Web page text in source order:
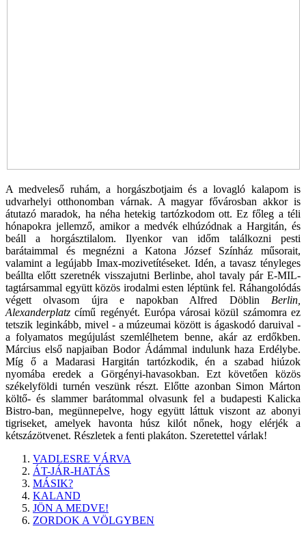
A medveleső ruhám, a horgászbotjaim és a lovagló kalapom is
udvarhelyi otthonomban várnak. A magyar fővárosban akkor is
átutazó maradok, ha néha hetekig tartózkodom ott. Ez főleg a téli
hónapokra jellemző, amikor a medvék elhúzódnak a Hargitán, és
beáll a horgásztilalom. Ilyenkor van időm találkozni pesti
barátaimmal és megnézni a Katona József Színház műsorait,
valamint a legújabb Imax-mozivetítéseket. Idén, a tavasz tényleges
beállta előtt szeretnék visszajutni Berlinbe, ahol tavaly pár E-MIL-
tagtársammal együtt közös irodalmi esten léptünk fel. Ráhangolódás
végett olvasom újra e napokban Alfred Döblin Berlin,
Alexanderplatz című regényét. Európa városai közül számomra ez
tetszik leginkább, mivel - a múzeumai között is ágaskodó daruival -
a folyamatos megújulást szemlélhetem benne, akár az erdőkben.
Március első napjaiban Bodor Ádámmal indulunk haza Erdélybe.
Míg ő a Madarasi Hargitán tartózkodik, én a szabad hiúzok
nyomába eredek a Görgényi-havasokban. Ezt követően közös
székelyföldi turnén veszünk részt. Előtte azonban Simon Márton
költő- és slammer barátommal olvasunk fel a budapesti Kalicka
Bistro-ban, megünnepelve, hogy együtt láttuk viszont az abonyi
tigriseket, amelyek havonta húsz kilót nőnek, hogy elérjék a
kétszázötvenet. Részletek a fenti plakáton. Szeretettel várlak!
VADLESRE VÁRVA
ÁT-JÁR-HATÁS
MÁSIK?
KALAND
JÖN A MEDVE!
ZORDOK A VÖLGYBEN